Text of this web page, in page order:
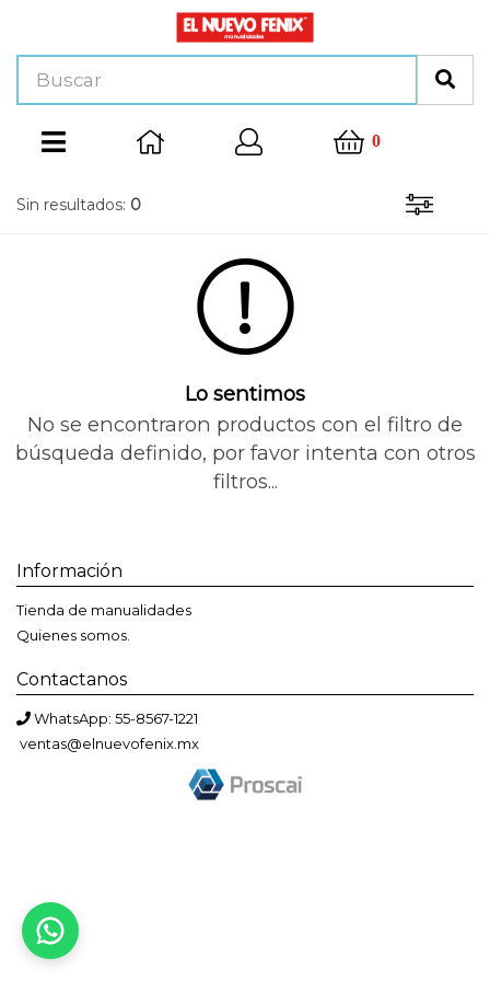
0
Sin resultados: 0
Lo sentimos
No se encontraron productos con el filtro de
búsqueda definido, por favor intenta con otros
filtros...
Información
Tienda de manualidades
Quienes somos.
Contactanos
WhatsApp: 55-8567-1221
ventas@elnuevofenix.mx
Bienvenido a El Nuevo Fénix
Solemos responder en menos de una hora